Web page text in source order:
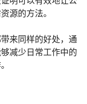
源的方法。
来同样的好处，通
减少日常工作中的